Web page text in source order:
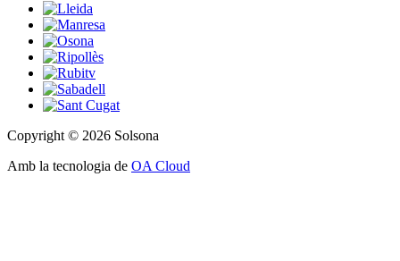
Copyright © 2026 Solsona
Amb la tecnologia de OA Cloud